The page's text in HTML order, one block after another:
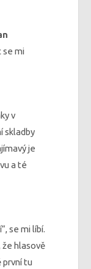
se mi
v
skladby
je
a té
se mi líbí.
že hlasově
první tu